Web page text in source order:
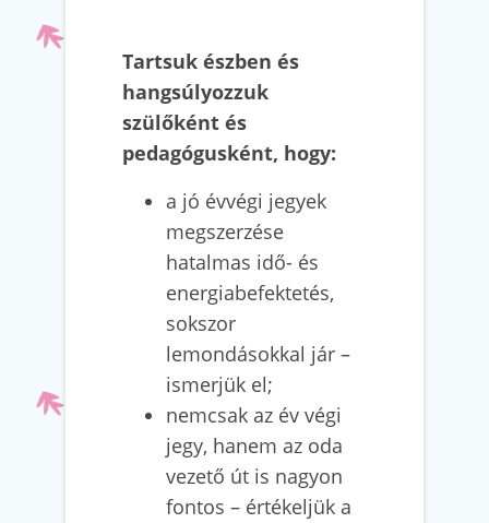
Tartsuk észben és
hangsúlyozzuk
szülőként és
pedagógusként, hogy:
a jó évvégi jegyek
megszerzése
hatalmas idő- és
energiabefektetés,
sokszor
lemondásokkal jár –
ismerjük el;
nemcsak az év végi
jegy, hanem az oda
vezető út is nagyon
fontos – értékeljük a